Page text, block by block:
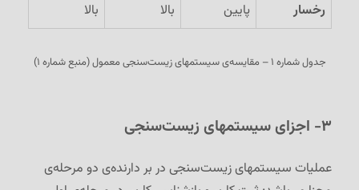
رخسار
پایین بالا بالا
جدول شماره ۱ – مقایسه‌ی سیستمهای زیست‌سنجی معمول (منبع شماره ۱)
۳- اجزای سیستمهای زیست‌سنجی
عملیات سیستمهای زیست‌سنجی در بر دارنده‌ی دو مرحله‌ی